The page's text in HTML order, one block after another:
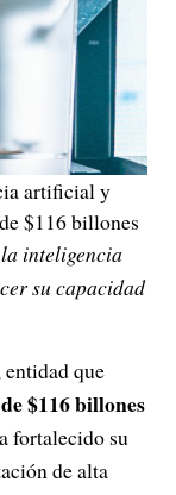
artificial y
$116 billones
inteligencia
su capacidad
que
$116 billones
fortalecido su
de alta